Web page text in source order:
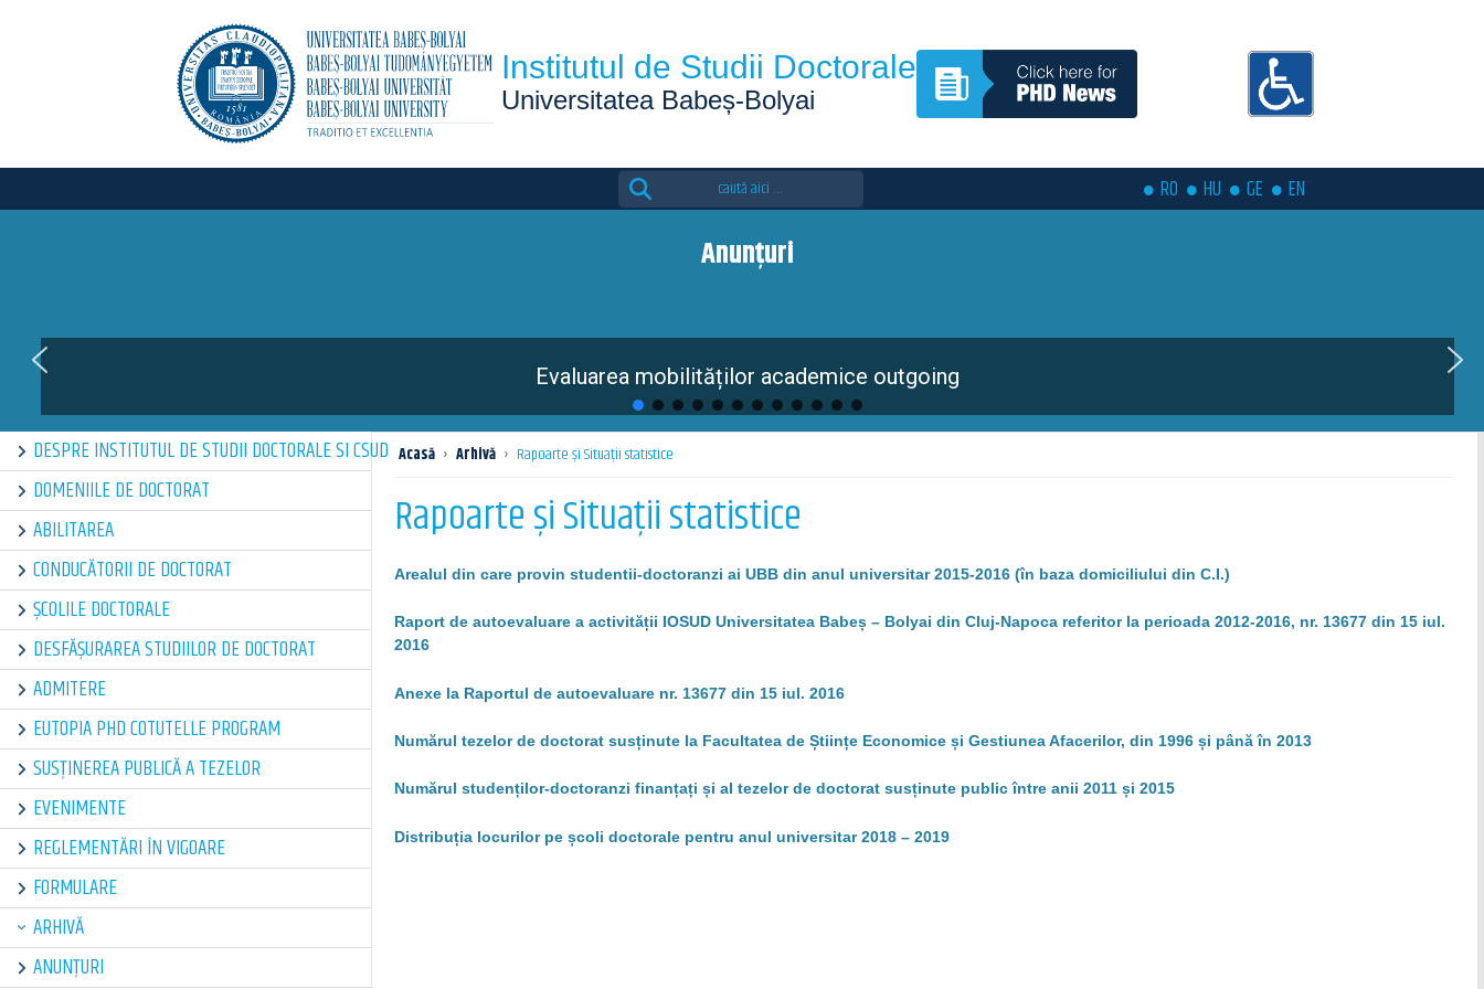
Institutul de Studii Doctorale
Universitatea Babeș-Bolyai
Search
for:
RO HU GE EN
Anunțuri
Evaluarea mobilităților academice outgoing
DESPRE INSTITUTUL DE STUDII DOCTORALE SI CSUD
DOMENIILE DE DOCTORAT
ABILITAREA
CONDUCĂTORII DE DOCTORAT
ȘCOLILE DOCTORALE
DESFĂȘURAREA STUDIILOR DE DOCTORAT
ADMITERE
EUTOPIA PHD COTUTELLE PROGRAM
SUSȚINEREA PUBLICĂ A TEZELOR
EVENIMENTE
REGLEMENTĂRI ÎN VIGOARE
FORMULARE
ARHIVĂ
ANUNȚURI
Acasă › Arhivă › Rapoarte și Situații statistice
Rapoarte și Situații statistice
Arealul din care provin studentii-doctoranzi ai UBB din anul universitar 2015-2016 (în baza domiciliului din C.I.)
Raport de autoevaluare a activității IOSUD Universitatea Babeș – Bolyai din Cluj-Napoca referitor la perioada 2012-2016, nr. 13677 din 15 iul.
2016
Anexe la Raportul de autoevaluare nr. 13677 din 15 iul. 2016
Numărul tezelor de doctorat susținute la Facultatea de Științe Economice și Gestiunea Afacerilor, din 1996 și până în 2013
Numărul studenților-doctoranzi finanțați și al tezelor de doctorat susținute public între anii 2011 și 2015
Distribuția locurilor pe școli doctorale pentru anul universitar 2018 – 2019